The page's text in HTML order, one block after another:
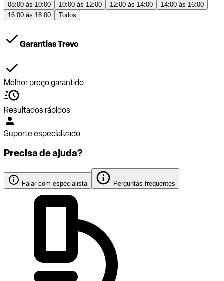
08:00 às 10:00 10:00 às 12:00 12:00 às 14:00
14:00 às 16:00
16:00 às 18:00
Todos
Garantias Trevo
Melhor preço garantido
Resultados rápidos
Suporte especializado
Precisa de ajuda?
Falar com especialista Perguntas frequentes